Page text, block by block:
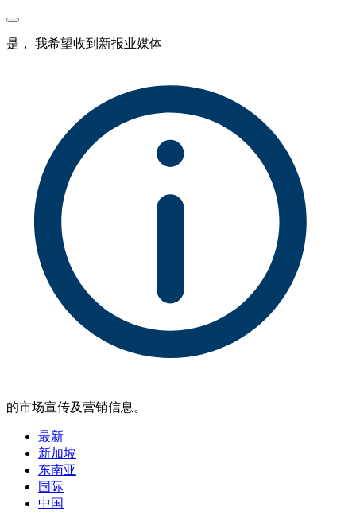
是， 我希望收到新报业媒体
的市场宣传及营销信息。
最新
新加坡
东南亚
国际
中国